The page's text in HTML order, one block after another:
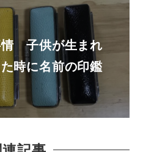
情 子供が生まれ
時に名前の印鑑